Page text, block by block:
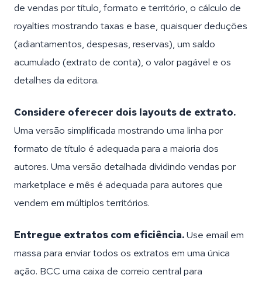
de vendas por título, formato e território, o cálculo de
royalties mostrando taxas e base, quaisquer deduções
(adiantamentos, despesas, reservas), um saldo
acumulado (extrato de conta), o valor pagável e os
detalhes da editora.
Considere oferecer dois layouts de extrato.
Uma versão simplificada mostrando uma linha por
formato de título é adequada para a maioria dos
autores. Uma versão detalhada dividindo vendas por
marketplace e mês é adequada para autores que
vendem em múltiplos territórios.
Entregue extratos com eficiência.Use email em
massa para enviar todos os extratos em uma única
ação. BCC uma caixa de correio central para